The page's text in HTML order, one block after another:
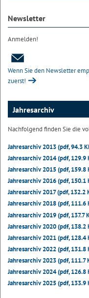
Newsletter
Anmelden!
Wenn Sie den Newsletter
zuerst!
Jahresarchiv
Nachfolgend finden Sie die
Jahresarchiv 2013 (pdf, 94.3
Jahresarchiv 2014 (pdf, 129.9
Jahresarchiv 2015 (pdf, 159.8
Jahresarchiv 2016 (pdf, 150.1
Jahresarchiv 2017 (pdf, 132.2
Jahresarchiv 2018 (pdf, 111.6
Jahresarchiv 2019 (pdf, 137.7
Jahresarchiv 2020 (pdf, 138.2
Jahresarchiv 2021 (pdf, 128.4
Jahresarchiv 2022 (pdf, 131.8
Jahresarchiv 2023 (pdf, 111.7
Jahresarchiv 2024 (pdf, 126.8
Jahresarchiv 2025 (pdf, 133.9